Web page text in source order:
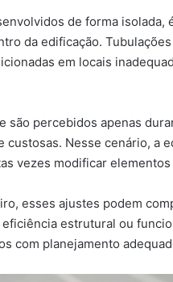
de forma
da edificação.
em locais
são percebidos apenas
custosas. Nesse cenário, a
vezes modificar
esses ajustes podem
estrutural ou
com planejamento